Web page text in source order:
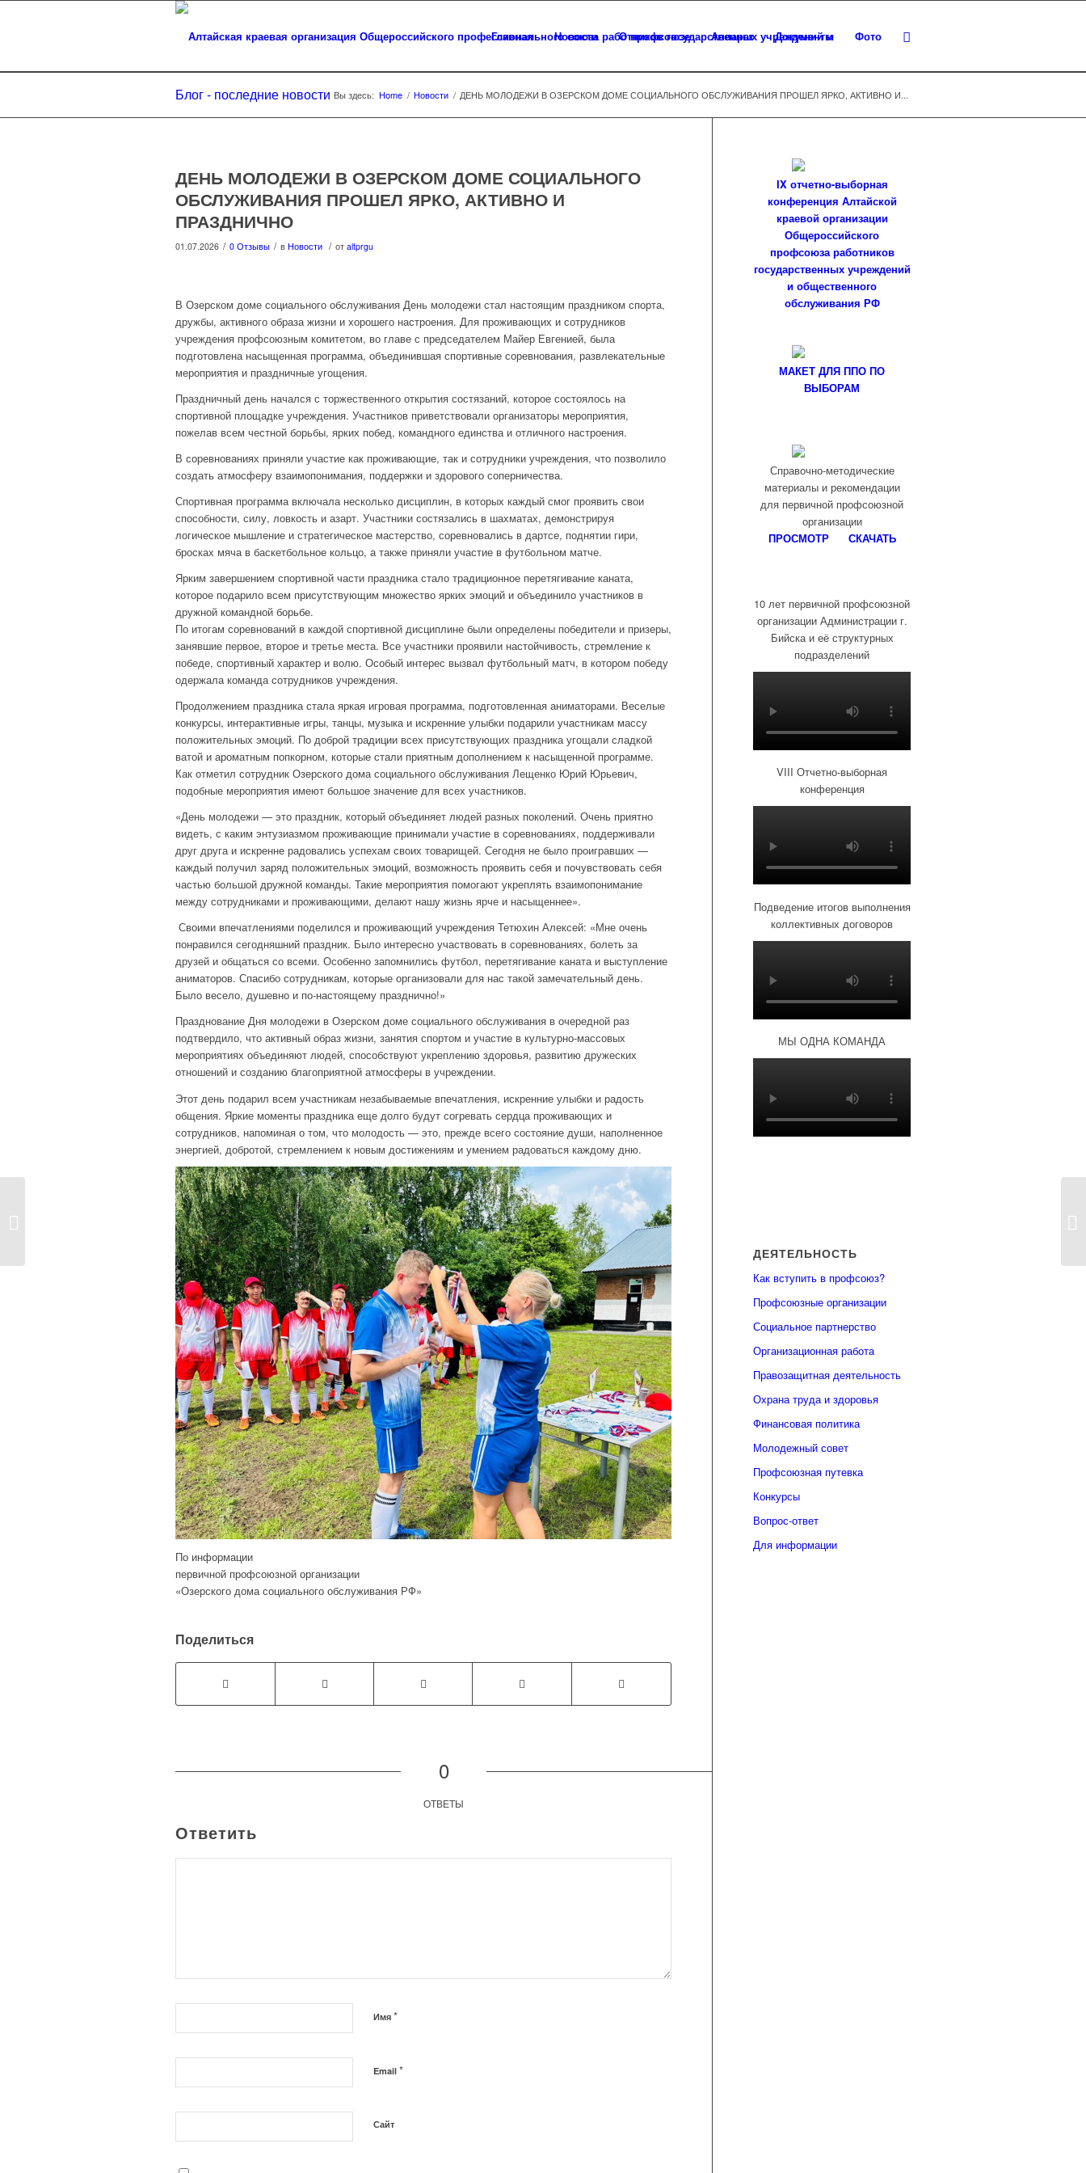
Главная Новости О профсоюзе Аппарат Документы Фото
Блог - последние новости Вы здесь: Home / Новости / ДЕНЬ МОЛОДЕЖИ В ОЗЕРСКОМ ДОМЕ СОЦИАЛЬНОГО ОБСЛУЖИВАНИЯ ПРОШЕЛ ЯРКО, АКТИВНО И...
ДЕНЬ МОЛОДЕЖИ В ОЗЕРСКОМ ДОМЕ СОЦИАЛЬНОГО
ОБСЛУЖИВАНИЯ ПРОШЕЛ ЯРКО, АКТИВНО И
ПРАЗДНИЧНО
01.07.2026 / 0 Отзывы / в Новости / от altprgu
В Озерском доме социального обслуживания День молодежи стал настоящим праздником спорта,
дружбы, активного образа жизни и хорошего настроения. Для проживающих и сотрудников
учреждения профсоюзным комитетом, во главе с председателем Майер Евгенией, была
подготовлена насыщенная программа, объединившая спортивные соревнования, развлекательные
мероприятия и праздничные угощения.
Праздничный день начался с торжественного открытия состязаний, которое состоялось на
спортивной площадке учреждения. Участников приветствовали организаторы мероприятия,
пожелав всем честной борьбы, ярких побед, командного единства и отличного настроения.
В соревнованиях приняли участие как проживающие, так и сотрудники учреждения, что позволило
создать атмосферу взаимопонимания, поддержки и здорового соперничества.
Спортивная программа включала несколько дисциплин, в которых каждый смог проявить свои
способности, силу, ловкость и азарт. Участники состязались в шахматах, демонстрируя
логическое мышление и стратегическое мастерство, соревновались в дартсе, поднятии гири,
бросках мяча в баскетбольное кольцо, а также приняли участие в футбольном матче.
Ярким завершением спортивной части праздника стало традиционное перетягивание каната,
которое подарило всем присутствующим множество ярких эмоций и объединило участников в
дружной командной борьбе.
По итогам соревнований в каждой спортивной дисциплине были определены победители и призеры,
занявшие первое, второе и третье места. Все участники проявили настойчивость, стремление к
победе, спортивный характер и волю. Особый интерес вызвал футбольный матч, в котором победу
одержала команда сотрудников учреждения.
Продолжением праздника стала яркая игровая программа, подготовленная аниматорами. Веселые
конкурсы, интерактивные игры, танцы, музыка и искренние улыбки подарили участникам массу
положительных эмоций. По доброй традиции всех присутствующих праздника угощали сладкой
ватой и ароматным попкорном, которые стали приятным дополнением к насыщенной программе.
Как отметил сотрудник Озерского дома социального обслуживания Лещенко Юрий Юрьевич,
подобные мероприятия имеют большое значение для всех участников.
«День молодежи — это праздник, который объединяет людей разных поколений. Очень приятно
видеть, с каким энтузиазмом проживающие принимали участие в соревнованиях, поддерживали
друг друга и искренне радовались успехам своих товарищей. Сегодня не было проигравших —
каждый получил заряд положительных эмоций, возможность проявить себя и почувствовать себя
частью большой дружной команды. Такие мероприятия помогают укреплять взаимопонимание
между сотрудниками и проживающими, делают нашу жизнь ярче и насыщеннее».
Своими впечатлениями поделился и проживающий учреждения Тетюхин Алексей: «Мне очень
понравился сегодняшний праздник. Было интересно участвовать в соревнованиях, болеть за
друзей и общаться со всеми. Особенно запомнились футбол, перетягивание каната и выступление
аниматоров. Спасибо сотрудникам, которые организовали для нас такой замечательный день.
Было весело, душевно и по-настоящему празднично!»
Празднование Дня молодежи в Озерском доме социального обслуживания в очередной раз
подтвердило, что активный образ жизни, занятия спортом и участие в культурно-массовых
мероприятиях объединяют людей, способствуют укреплению здоровья, развитию дружеских
отношений и созданию благоприятной атмосферы в учреждении.
Этот день подарил всем участникам незабываемые впечатления, искренние улыбки и радость
общения. Яркие моменты праздника еще долго будут согревать сердца проживающих и
сотрудников, напоминая о том, что молодость — это, прежде всего состояние души, наполненное
энергией, добротой, стремлением к новым достижениям и умением радоваться каждому дню.
По информации
первичной профсоюзной организации
«Озерского дома социального обслуживания РФ»
Поделиться
0
ОТВЕТЫ
Ответить
Имя *
Email *
Сайт
IX отчетно-выборная
конференция Алтайской
краевой организации
Общероссийского
профсоюза работников
государственных учреждений
и общественного
обслуживания РФ
МАКЕТ ДЛЯ ППО ПО
ВЫБОРАМ
Справочно-методические
материалы и рекомендации
для первичной профсоюзной
организации
ПРОСМОТР
СКАЧАТЬ
10 лет первичной профсоюзной
организации Администрации г.
Бийска и её структурных
подразделений
VIII Отчетно-выборная
конференция
Подведение итогов выполнения
коллективных договоров
МЫ ОДНА КОМАНДА
ДЕЯТЕЛЬНОСТЬ
Как вступить в профсоюз?
Профсоюзные организации
Социальное партнерство
Организационная работа
Правозащитная деятельность
Охрана труда и здоровья
Финансовая политика
Молодежный совет
Профсоюзная путевка
Конкурсы
Вопрос-ответ
Для информации